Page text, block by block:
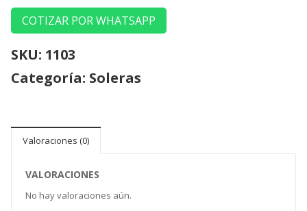
COTIZAR POR WHATSAPP
SKU: 1103
Categoría: Soleras
Valoraciones (0)
VALORACIONES
No hay valoraciones aún.